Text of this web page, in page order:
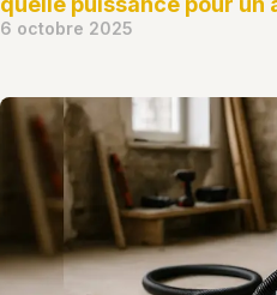
6 octobre 2025